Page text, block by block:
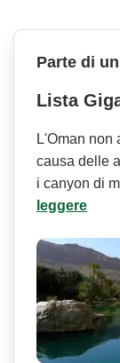
Parte di
Lista
L'Oman non
causa delle
i canyon di
leggere